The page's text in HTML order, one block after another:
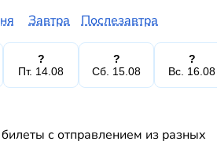
Завтра Послезавтра
?
Пт. 14.08
?
Сб. 15.08
?
Вс. 16.08
с отправлением из разных